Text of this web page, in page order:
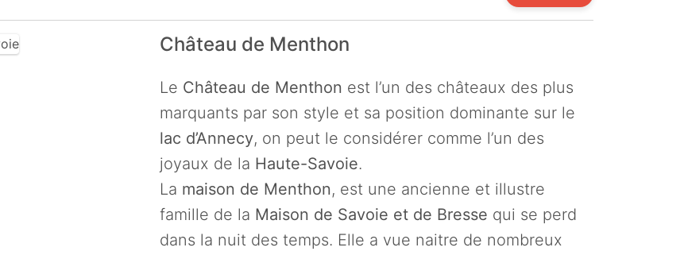
Château de Menthon
Le Château de Menthon est l’un des châteaux des plus
marquants par son style et sa position dominante sur le
lac d’Annecy, on peut le considérer comme l’un des
joyaux de la Haute-Savoie.
La maison de Menthon, est une ancienne et illustre
famille de la Maison de Savoie et de Bresse qui se perd
dans la nuit des temps. Elle a vue naitre de nombreux